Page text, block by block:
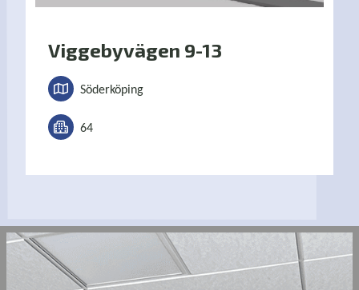
Viggebyvägen 9-13
Söderköping
64